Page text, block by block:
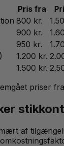
Pris fra
800 kr.
900 kr.
950 kr.
1.200 kr.
1.500 kr.
priser
af